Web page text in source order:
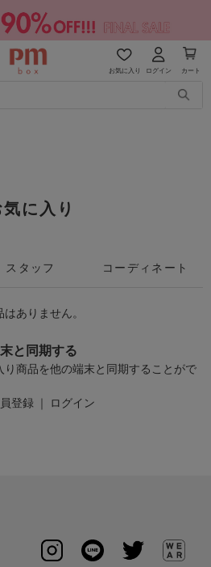
お気に入り ログイン カート
気に入り
スタッフ コーディネート
ありません。
と同期する
商品を他の端末と同期することがで
登録 ｜ ログイン